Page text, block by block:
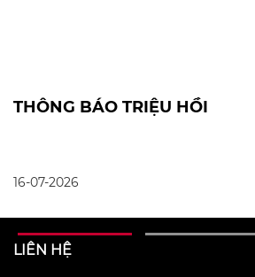
THÔNG BÁO TRIỆU HỒI
16-07-2026
LIÊN HỆ